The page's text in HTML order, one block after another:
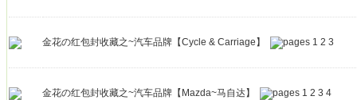
金花の红包封收藏之~汽车品牌【Cycle & Carriage】 1 2 3
金花の红包封收藏之~汽车品牌【Mazda~马自达】 1 2 3 4